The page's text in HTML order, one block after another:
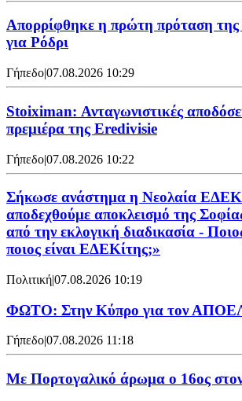
Απορρίφθηκε η πρώτη πρόταση
για Ρόδρι
Γήπεδο|07.08.2026 10:29
Stoiximan: Ανταγωνιστικές
πρεμιέρα της Eredivisie
Γήπεδο|07.08.2026 10:22
Σήκωσε ανάστημα η Νεολαία
αποδεχθούμε αποκλεισμό της
από την εκλογική διαδικασία -
ποιος είναι ΕΔΕΚίτης;»
Πολιτική|07.08.2026 10:19
ΦΩΤΟ: Στην Κύπρο για τον
Γήπεδο|07.08.2026 11:18
Με Πορτογαλικό άρωμα ο 16ος